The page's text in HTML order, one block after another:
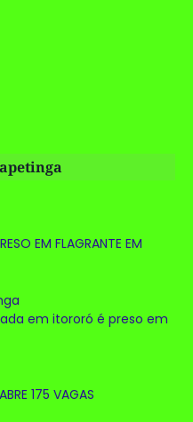
EM FLAGRANTE EM
em itororó é preso em
175 VAGAS